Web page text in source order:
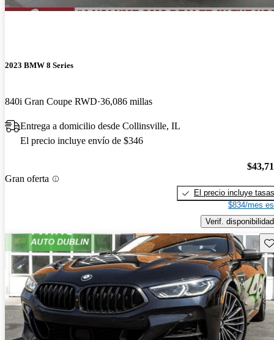
2023 BMW 8 Series
840i Gran Coupe RWD 36,086 millas
Entrega a domicilio desde Collinsville, IL
El precio incluye envío de $346
Gran oferta
El precio incluye tasas
$834/mes
Verif. disponibilidad